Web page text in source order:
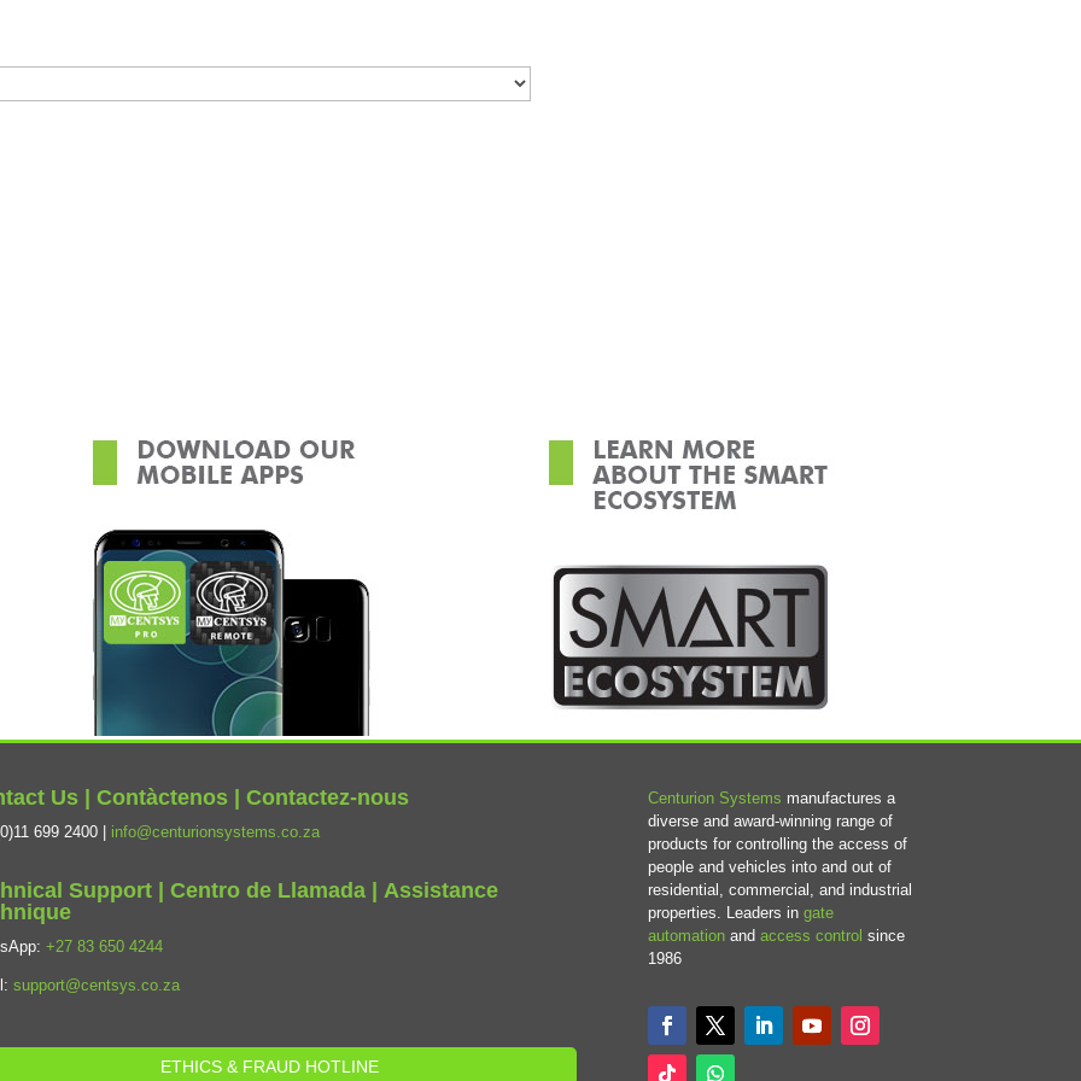
Us | Contàctenos | Contactez-nous
699 2400 | info@centurionsystems.co.za
Support | Centro de Llamada | Assistance
+27 83 650 4244
support@centsys.co.za
ETHICS & FRAUD HOTLINE
Centurion Systems manufactures a
diverse and award-winning range of
products for controlling the access of
people and vehicles into and out of
residential, commercial, and industrial
properties. Leaders ingate
automation andaccess control since
1986